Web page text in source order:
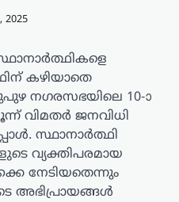
കഴിയാതെ
നഗരസഭയിലെ 10-ാ
വിമതർ ജനവിധി
സ്ഥാനാർത്ഥി
വ്യക്തിപരമായ
നേടിയതെന്നും
അഭിപ്രായങ്ങൾ